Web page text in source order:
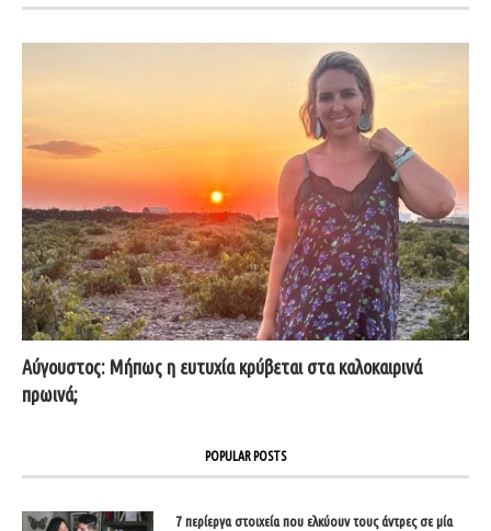
Αύγουστος: Μήπως η ευτυχία κρύβεται στα καλοκαιρινά
πρωινά;
POPULAR POSTS
7 περίεργα στοιχεία που ελκύουν τους άντρες σε μία